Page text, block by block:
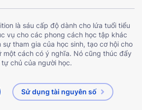
là sáu cấp độ dành cho lứa tuổi tiểu
vụ cho các phong cách học tập khác
sự tham gia của học sinh, tạo cơ hội cho
một cách có ý nghĩa. Nó cũng thúc đẩy
tự chủ của người học.
Sử dụng tài nguyên số